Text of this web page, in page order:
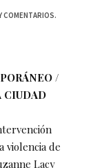
COMENTARIOS.
/
CIUDAD
violencia de
Lacy